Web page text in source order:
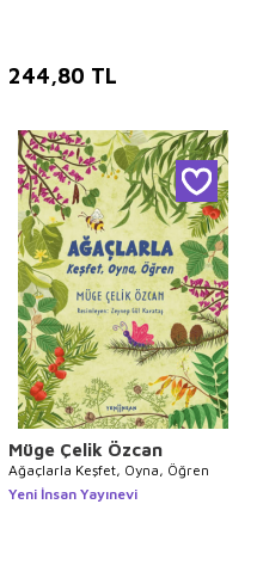
244,80 TL
Müge Çelik Özcan
Ağaçlarla Keşfet, Oyna, Öğren
Yeni İnsan Yayınevi